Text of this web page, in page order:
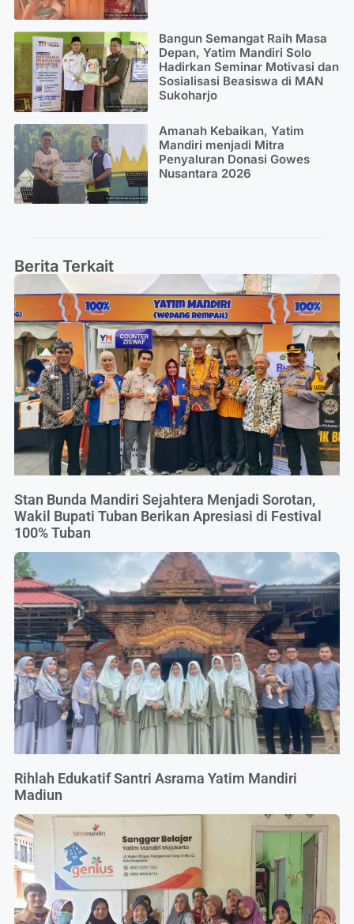
Bangun Semangat Raih Masa
Depan, Yatim Mandiri Solo
Hadirkan Seminar Motivasi dan
Sosialisasi Beasiswa di MAN
Sukoharjo
Amanah Kebaikan, Yatim
Mandiri menjadi Mitra
Penyaluran Donasi Gowes
Nusantara 2026
Berita Terkait
Stan Bunda Mandiri Sejahtera Menjadi Sorotan,
Wakil Bupati Tuban Berikan Apresiasi di Festival
100% Tuban
Rihlah Edukatif Santri Asrama Yatim Mandiri
Madiun